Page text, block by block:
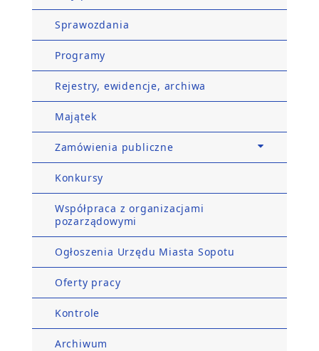
Sprawozdania
Programy
Rejestry, ewidencje, archiwa
Majątek
Zamówienia publiczne
Konkursy
Współpraca z organizacjami
pozarządowymi
Ogłoszenia Urzędu Miasta Sopotu
Oferty pracy
Kontrole
Archiwum